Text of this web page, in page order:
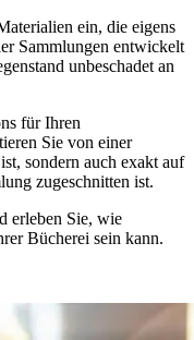
ein, die eigens
Sammlungen entwickelt
unbeschadet an
für Ihren
Sie von einer
sondern auch exakt auf
zugeschnitten ist.
erleben Sie, wie
Bücherei sein kann.